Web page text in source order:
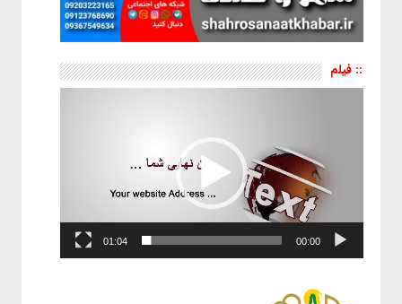
:: فیلم
نمایشگر
00:00
01:04